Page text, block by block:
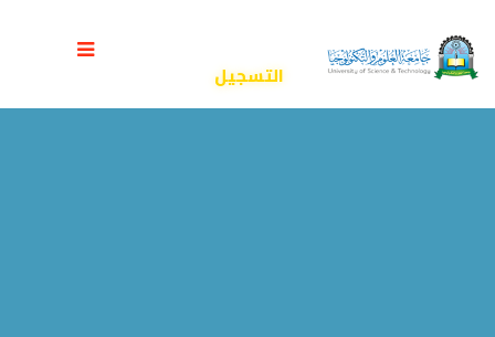
جامعة العلوم والتكنولوجيا المركز الرئيسي - صنعاء >
Blog
التسجيل